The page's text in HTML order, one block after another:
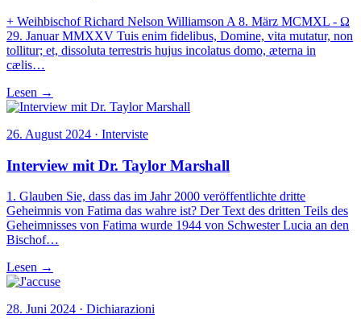
+ Weihbischof Richard Nelson Williamson A 8. März MCMXL - Ω
29. Januar MMXXV Tuis enim fidelibus, Domine, vita mutatur, non
tollitur; et, dissoluta terrestris hujus incolatus domo, æterna in
cælis…
Lesen →
26. August 2024 · Interviste
Interview mit Dr. Taylor Marshall
1. Glauben Sie, dass das im Jahr 2000 veröffentlichte dritte
Geheimnis von Fatima das wahre ist? Der Text des dritten Teils des
Geheimnisses von Fatima wurde 1944 von Schwester Lucia an den
Bischof…
Lesen →
28. Juni 2024 · Dichiarazioni